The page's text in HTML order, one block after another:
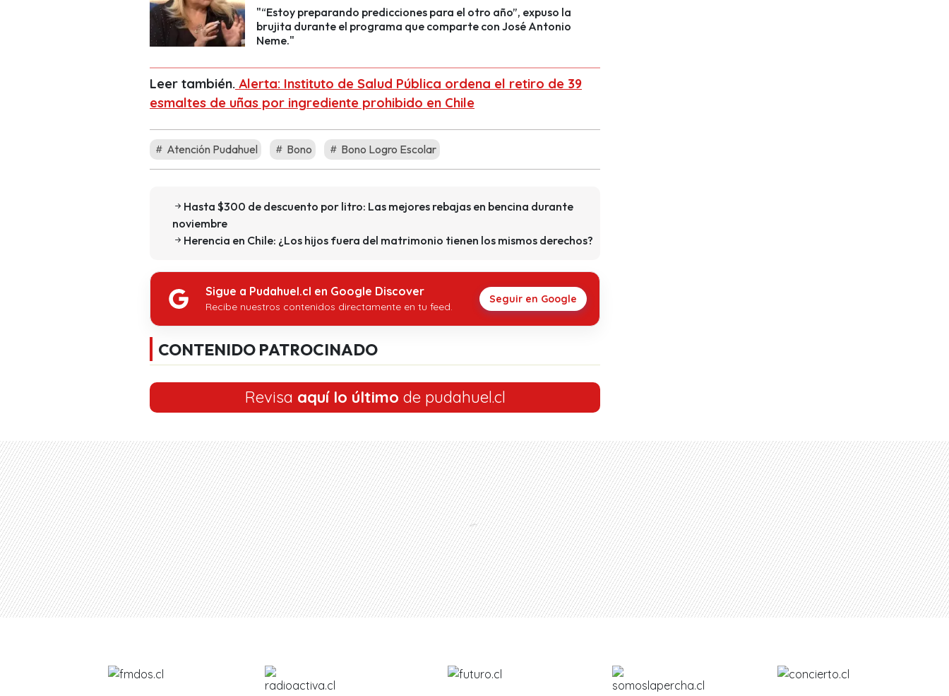
"“Estoy preparando predicciones para el otro año”, expuso la
brujita durante el programa que comparte con José Antonio
Neme."
Leer también. Alerta: Instituto de Salud Pública ordena el retiro de 39
esmaltes de uñas por ingrediente prohibido en Chile
Atención Pudahuel Bono Bono Logro Escolar
Hasta $300 de descuento por litro: Las mejores rebajas en bencina durante
noviembre
Herencia en Chile: ¿Los hijos fuera del matrimonio tienen los mismos derechos?
Sigue a Pudahuel.cl en Google Discover
Recibe nuestros contenidos directamente en tu feed.
Seguir en Google
CONTENIDO PATROCINADO
Revisa aquí lo último de pudahuel.cl